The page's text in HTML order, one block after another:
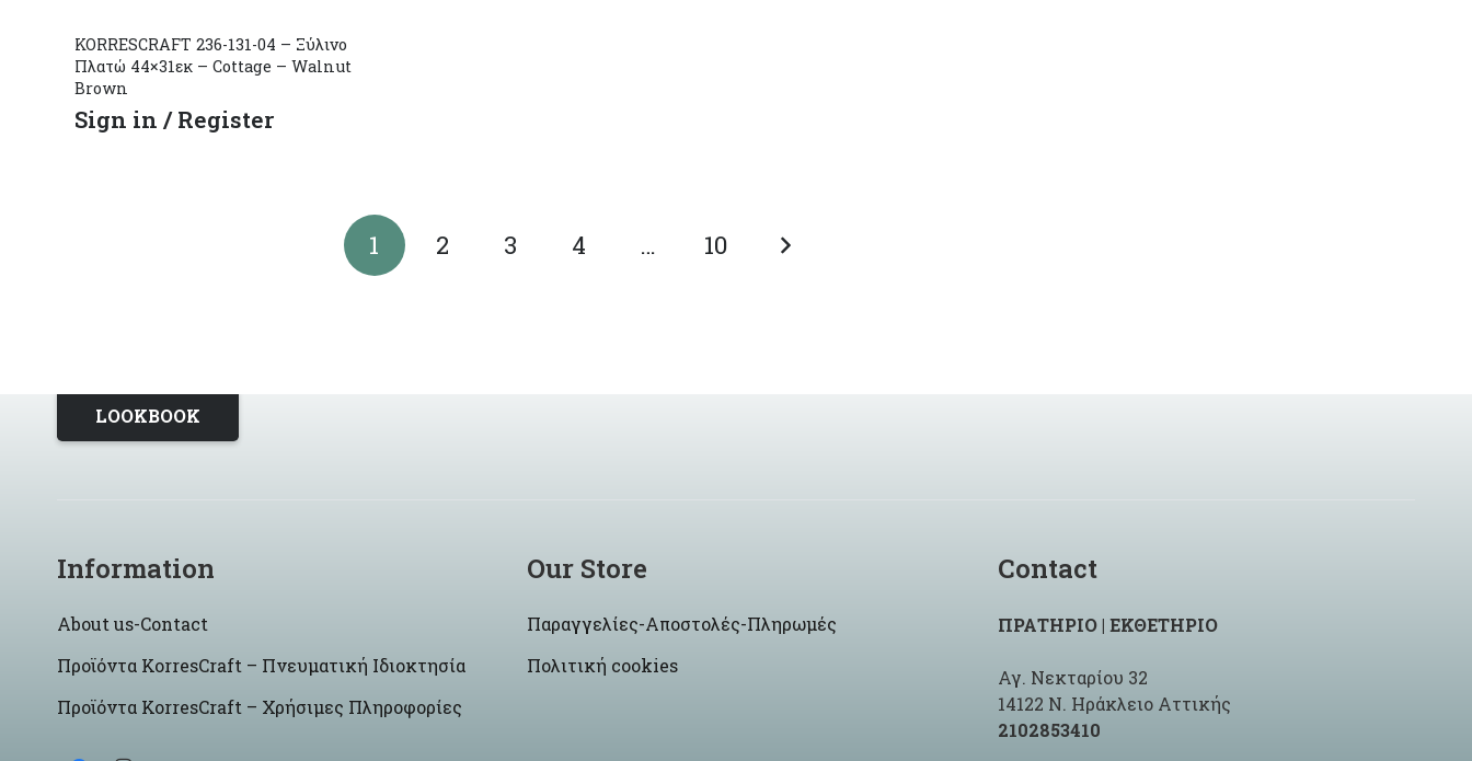
KORRESCRAFT 236-131-04 – Ξύλινο
Πλατώ 44×31εκ – Cottage – Walnut
Brown
Sign in / Register
1 2 3 4 … 10
LOOKBOOK
Information
About us-Contact
Προϊόντα KorresCraft – Πνευματική Ιδιοκτησία
Προϊόντα KorresCraft – Χρήσιμες Πληροφορίες
Our Store
Παραγγελίες-Αποστολές-Πληρωμές
Πολιτική cookies
Contact
ΠΡΑΤΗΡΙΟ | ΕΚΘΕΤΗΡΙΟ
Αγ. Νεκταρίου 32
14122 Ν. Ηράκλειο Αττικής
2102853410